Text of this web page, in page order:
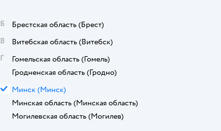
Б Брестская область (Брест)
В
Витебская область (Витебск)
Г
Гомельская область (Гомель)
Гродненская область (Гродно)
М Минск (Минск)
Минская область (Минская область)
Могилевская область (Могилев)